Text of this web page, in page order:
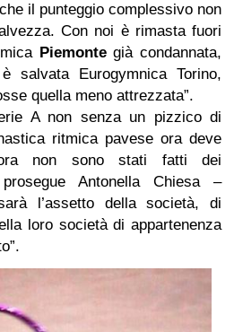
il punteggio complessivo non
Con noi è rimasta fuori
Piemontegià condannata,
salvata Eurogymnica Torino,
quella meno attrezzata”.
A non senza un pizzico di
ritmica pavese ora deve
non sono stati fatti dei
Antonella Chiesa –
l’assetto della società, di
loro società di appartenenza